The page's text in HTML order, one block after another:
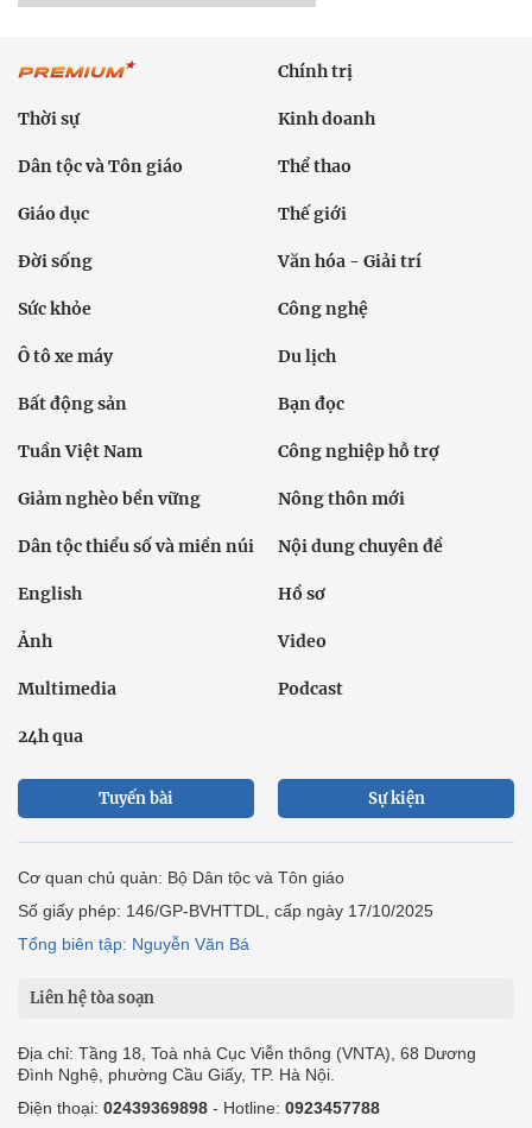
Chính trị
Thời sự Kinh doanh
Dân tộc và Tôn giáo Thể thao
Giáo dục Thế giới
Đời sống Văn hóa - Giải trí
Sức khỏe Công nghệ
Ô tô xe máy Du lịch
Bất động sản Bạn đọc
Tuần Việt Nam Công nghiệp hỗ trợ
Giảm nghèo bền vững Nông thôn mới
Dân tộc thiểu số và miền núi Nội dung chuyên đề
English Hồ sơ
Ảnh Video
Multimedia Podcast
24h qua
Tuyến bài Sự kiện
Cơ quan chủ quản: Bộ Dân tộc và Tôn giáo
Số giấy phép: 146/GP-BVHTTDL, cấp ngày 17/10/2025
Tổng biên tập: Nguyễn Văn Bá
Liên hệ tòa soạn
Địa chỉ: Tầng 18, Toà nhà Cục Viễn thông (VNTA), 68 Dương
Đình Nghệ, phường Cầu Giấy, TP. Hà Nội.
Điện thoại: 02439369898 - Hotline: 0923457788